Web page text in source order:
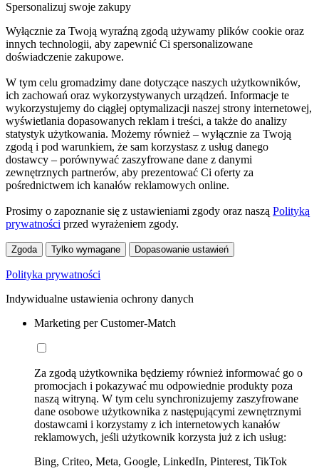
Spersonalizuj swoje zakupy
Wyłącznie za Twoją wyraźną zgodą używamy plików cookie oraz
innych technologii, aby zapewnić Ci spersonalizowane
doświadczenie zakupowe.
W tym celu gromadzimy dane dotyczące naszych użytkowników,
ich zachowań oraz wykorzystywanych urządzeń. Informacje te
wykorzystujemy do ciągłej optymalizacji naszej strony internetowej,
wyświetlania dopasowanych reklam i treści, a także do analizy
statystyk użytkowania. Możemy również – wyłącznie za Twoją
zgodą i pod warunkiem, że sam korzystasz z usług danego
dostawcy – porównywać zaszyfrowane dane z danymi
zewnętrznych partnerów, aby prezentować Ci oferty za
pośrednictwem ich kanałów reklamowych online.
Prosimy o zapoznanie się z ustawieniami zgody oraz naszą Polityką
prywatności przed wyrażeniem zgody.
Zgoda Tylko wymagane Dopasowanie ustawień
Polityka prywatności
Indywidualne ustawienia ochrony danych
Marketing per Customer-Match
Za zgodą użytkownika będziemy również informować go o
promocjach i pokazywać mu odpowiednie produkty poza
naszą witryną. W tym celu synchronizujemy zaszyfrowane
dane osobowe użytkownika z następującymi zewnętrznymi
dostawcami i korzystamy z ich internetowych kanałów
reklamowych, jeśli użytkownik korzysta już z ich usług:
Bing, Criteo, Meta, Google, LinkedIn, Pinterest, TikTok